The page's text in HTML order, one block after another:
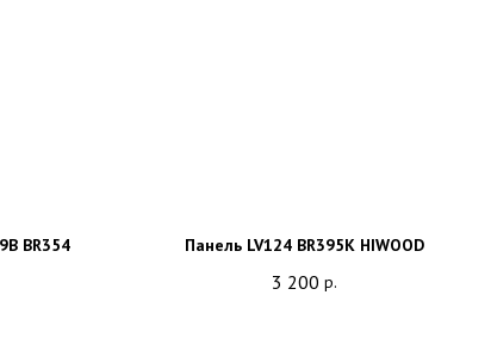
BR354
Панель LV124 BR395K HIWOOD
3 200 р.